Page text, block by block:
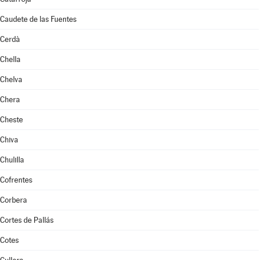
Caudete de las Fuentes
Cerdà
Chella
Chelva
Chera
Cheste
Chiva
Chulilla
Cofrentes
Corbera
Cortes de Pallás
Cotes